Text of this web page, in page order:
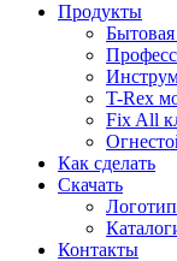
Продукты
T-Rex
Fix All
Как сделать
Скачать
Контакты